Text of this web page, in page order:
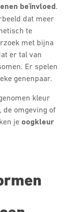
beïnvloed.
dat meer
te
met bijna
er tal van
Er spelen
genenpaar.
kleur
de omgeving of
je oogkleur